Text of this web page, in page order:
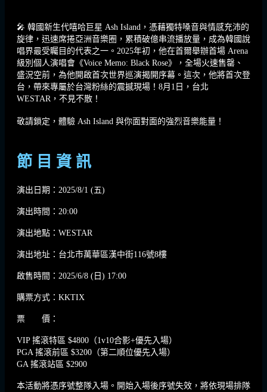
🎤 韓國新生代嘻哈巨星 Ash Island，憑藉獨特嗓音與情感充沛的
旋律，迅速席捲亞洲音樂圈，累積破億串流播放量，成為韓國說
唱界最受矚目的代表之一。2025年初，他在首爾舉辦首場 Arena
級別個人演唱會《Voice Memo: Black Rose》，全場火速售罄、
盛況空前，為他開啟首次世界巡演揭開序幕。這次，他將首次登
台，帶來專屬於台灣粉絲的震撼現場！8月1日，台北
WESTAR，不見不散！
敬請鎖定，體驗 Ash Island 與你面對面的強烈音樂能量！
節 目 資 訊
演出日期：2025/8/1 (五)
演出時間：20:00
演出地點：WESTAR
演出地址：台北市萬華區漢中街116號8樓
啟售時間：2025/6/8 (日) 17:00
購票方式：KKTIX
票 價：
VIP 搖滾特區 $4800（1v10合影+優先入場）
PGA 搖滾前區 $3200（第二順位優先入場）
GA 搖滾站區 $2900
本活動將憑序號整隊入場。開始入場後序號失效，將依現場排隊